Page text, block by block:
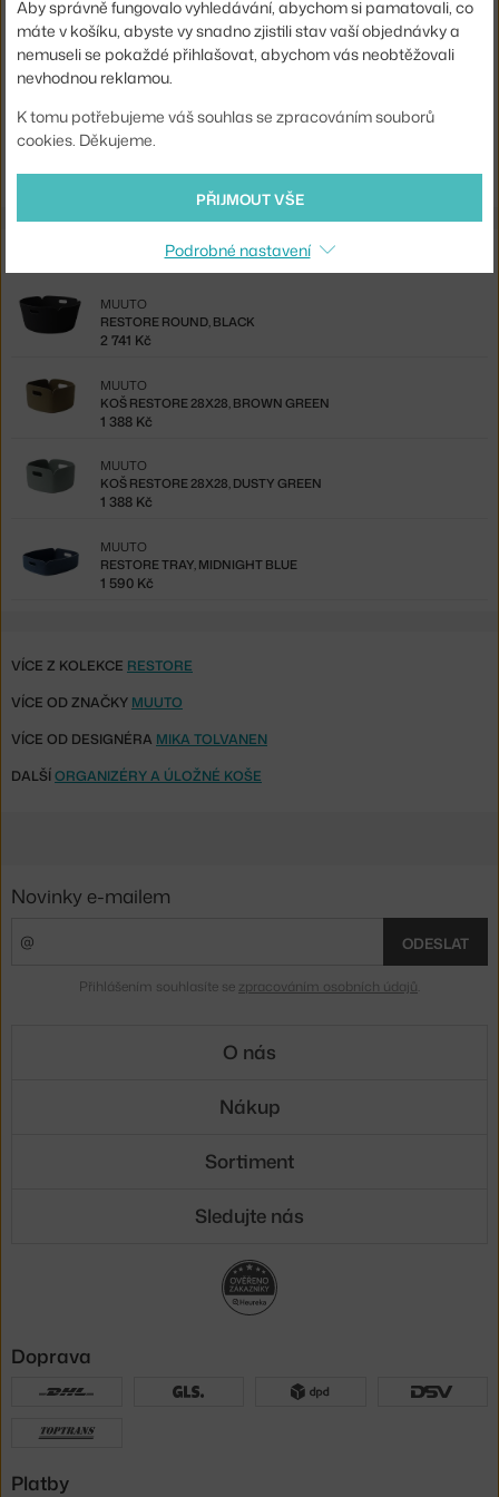
Materiál:
polymerová plsť
Kód produktu MUU-REETRA40A11
EAN
5710562133072
Ste zo Slovenska? Prejdite na
Ze stejné kolekce
RESTORE ROUND, BLACK
MUUTO
2 741 Kč
KOŠ RESTORE 28X28, BROWN GREEN
MUUTO
1 388 Kč
KOŠ RESTORE 28X28, DUSTY GREEN
MUUTO
1 388 Kč
RESTORE TRAY, MIDNIGHT BLUE
MUUTO
1 590 Kč
VÍCE Z KOLEKCE RESTORE
VÍCE OD ZNAČKY MUUTO
VÍCE OD DESIGNÉRA MIKA TOLVANEN
DALŠÍORGANIZÉRY A ÚLOŽNÉ KOŠE
Aby správně fungovalo vyhledávání, abychom si pamatovali, co
máte v košíku, abyste vy snadno zjistili stav vaší objednávky a
nemuseli se pokaždé přihlašovat, abychom vás neobtěžovali
nevhodnou reklamou.
K tomu potřebujeme váš souhlas se zpracováním souborů
cookies. Děkujeme.
PŘIJMOUT VŠE
Podrobné nastavení
Novinky e-mailem
ODESLAT
Přihlášením souhlasíte se zpracováním osobních údajů
O nás
Nákup
Sortiment
Sledujte nás
Doprava
Platby